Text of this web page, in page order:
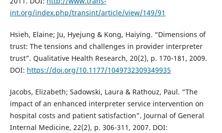
int.org/index.php/transint/article/view/149/91
Hsieh, Elaine; Ju, Hyejung & Kong, Haiying. “Dimensions of
trust: The tensions and challenges in provider interpreter
trust”. Qualitative Health Research, 20(2), p. 170-181, 2009.
DOI: https://doi.org/10.1177/1049732309349935
Jacobs, Elizabeth; Sadowski, Laura & Rathouz, Paul. “The
impact of an enhanced interpreter service intervention on
hospital costs and patient satisfaction”. Journal of General
Internal Medicine, 22(2), p. 306-311, 2007. DOI: